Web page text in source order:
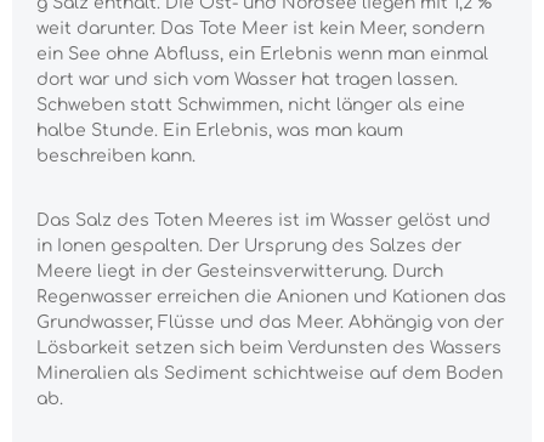
weit darunter. Das Tote Meer ist kein Meer, sondern
ein See ohne Abfluss, ein Erlebnis wenn man einmal
dort war und sich vom Wasser hat tragen lassen.
Schweben statt Schwimmen, nicht länger als eine
halbe Stunde. Ein Erlebnis, was man kaum
beschreiben kann.
Das Salz des Toten Meeres ist im Wasser gelöst und
in Ionen gespalten. Der Ursprung des Salzes der
Meere liegt in der Gesteinsverwitterung. Durch
Regenwasser erreichen die Anionen und Kationen das
Grundwasser, Flüsse und das Meer. Abhängig von der
Lösbarkeit setzen sich beim Verdunsten des Wassers
Mineralien als Sediment schichtweise auf dem Boden
ab.